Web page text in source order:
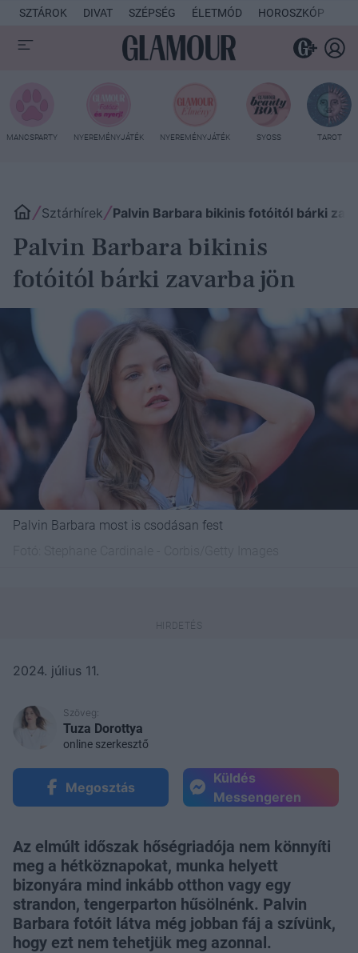
SZTÁROK DIVAT SZÉPSÉG ÉLETMÓD HOROSZKÓP
MANCSPARTY NYEREMÉNYJÁTÉK NYEREMÉNYJÁTÉK SYOSS TAROT
Sztárhírek Palvin Barbara bikinis fotóitól bárki
Palvin Barbara bikinis
fotóitól bárki zavarba jön
Palvin Barbara most is csodásan fest
2024. július 11.
Szöveg:
Tuza Dorottya
online szerkesztő
Megosztás
Küldés
Messengeren
Az elmúlt időszak hőségriadója nem könnyíti
meg a hétköznapokat, munka helyett
bizonyára mind inkább otthon vagy egy
strandon, tengerparton hűsölnénk. Palvin
Barbara fotóit látva még jobban fáj a szívünk,
hogy ezt nem tehetjük meg azonnal.